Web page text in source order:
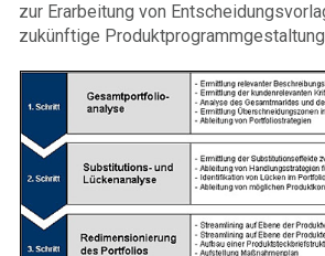
zur Erarbeitung von
zukünftige